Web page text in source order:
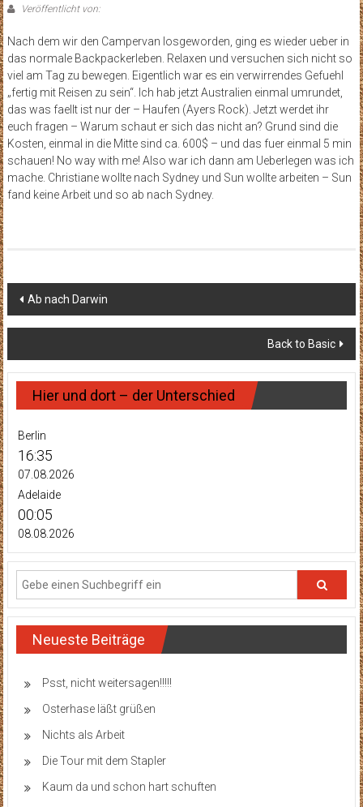
Veröffentlicht von:
Nach dem wir den Campervan losgeworden, ging es wieder ueber in
das normale Backpackerleben. Relaxen und versuchen sich nicht so
viel am Tag zu bewegen. Eigentlich war es ein verwirrendes Gefuehl
„fertig mit Reisen zu sein“. Ich hab jetzt Australien einmal umrundet,
das was faellt ist nur der – Haufen (Ayers Rock). Jetzt werdet ihr
euch fragen – Warum schaut er sich das nicht an? Grund sind die
Kosten, einmal in die Mitte sind ca. 600$ – und das fuer einmal 5 min
schauen! No way with me! Also war ich dann am Ueberlegen was ich
mache. Christiane wollte nach Sydney und Sun wollte arbeiten – Sun
fand keine Arbeit und so ab nach Sydney.
Beitragsnavigation
Ab nach Darwin
Back to Basic
Hier und dort – der Unterschied
Berlin
16:35
07.08.2026
Adelaide
00:05
08.08.2026
Neueste Beiträge
Psst, nicht weitersagen!!!!!
Osterhase läßt grüßen
Nichts als Arbeit
Die Tour mit dem Stapler
Kaum da und schon hart schuften